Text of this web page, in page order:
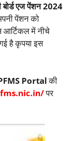
बोर्ड एज पेंशन 2024
पेंशन को
में नीचे
है कृपया इस
Portalकी
पर